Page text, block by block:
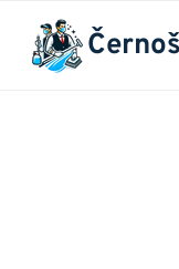
Přeskočit
obsah